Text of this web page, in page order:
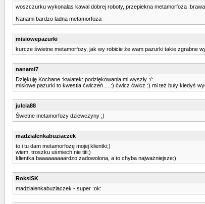
woszczurku wykonalas kawal dobrej roboty, przepiekna metamorfoza
Nanami bardzo ladna metamorfoza
misiowepazurki
kurcze świetne metamorfozy, jak wy robicie że wam pazurki takie zgrabne
nanami7
Dziękuję Kochane :kwiatek: podziękowania mi wyszły :/:
misiowe pazurki to kwestia ćwiczeń ... :) ćwicz ćwicz :) mi też buły kiedyś
julcia88
Świetne metamorfozy dziewczyny ;)
madzialenkabuziaczek
to i tu dam metamorfozę mojej klientki;)
wiem, troszku uśmiech nie titi;)
klientka baaaaaaaaardzo zadowolona, a to chyba najważniejsze:)
RoksiSK
madzialenkabuziaczek - super :ok: